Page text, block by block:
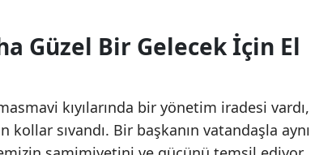
Güzel Bir Gelecek İçin El
kıyılarında bir yönetim iradesi vardı,
sıvandı. Bir başkanın vatandaşla aynı